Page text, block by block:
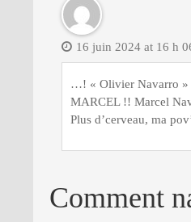
16 juin 2024 at 16 h
…! « Olivier Navarro »
MARCEL !! Marcel
Plus d’cerveau, ma
Comment